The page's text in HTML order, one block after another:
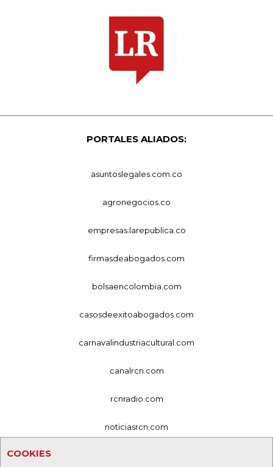
COOKIES
PORTALES ALIADOS:
asuntoslegales.com.co
agronegocios.co
empresas.larepublica.co
firmasdeabogados.com
bolsaencolombia.com
casosdeexitoabogados.com
carnavalindustriacultural.com
canalrcn.com
rcnradio.com
noticiasrcn.com